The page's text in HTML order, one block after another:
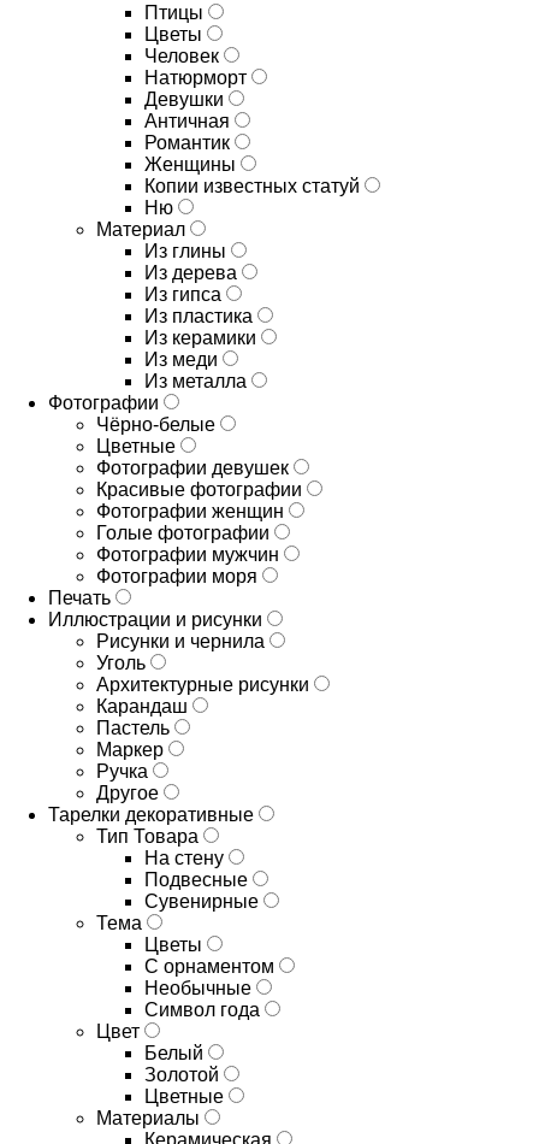
Птицы
Цветы
Человек
Натюрморт
Девушки
Античная
Романтик
Женщины
Копии известных статуй
Ню
Материал
Из глины
Из дерева
Из гипса
Из пластика
Из керамики
Из меди
Из металла
Фотографии
Чёрно-белые
Цветные
Фотографии девушек
Красивые фотографии
Фотографии женщин
Голые фотографии
Фотографии мужчин
Фотографии моря
Печать
Иллюстрации и рисунки
Рисунки и чернила
Уголь
Архитектурные рисунки
Карандаш
Пастель
Маркер
Ручка
Другое
Тарелки декоративные
Тип Товара
На стену
Подвесные
Сувенирные
Тема
Цветы
С орнаментом
Необычные
Символ года
Цвет
Белый
Золотой
Цветные
Материалы
Керамическая